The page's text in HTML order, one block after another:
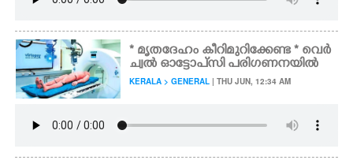
* മൃതദേഹം കീറിമുറിക്കേണ്ട * വെർ
ച്വൽ ഓട്ടോപ്‌സി പരിഗണനയിൽ
KERALA > GENERAL | THU JUN, 12:34 AM